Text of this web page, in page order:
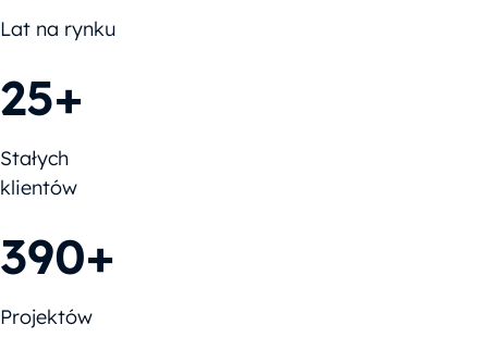
Lat na rynku
25+
Stałych
klientów
390+
Projektów